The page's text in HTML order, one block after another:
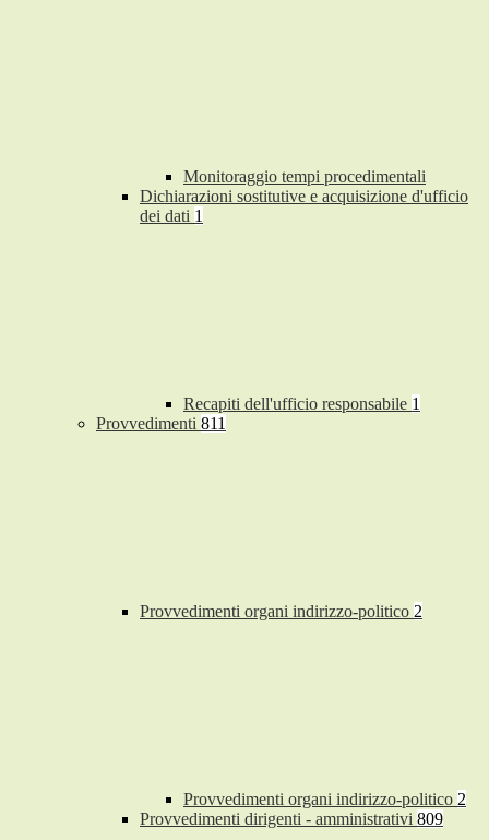
Monitoraggio tempi procedimentali
Dichiarazioni sostitutive e acquisizione d'ufficio
dei dati 1
Recapiti dell'ufficio responsabile 1
Provvedimenti 811
Provvedimenti organi indirizzo-politico 2
Provvedimenti organi indirizzo-politico 2
Provvedimenti dirigenti - amministrativi 809